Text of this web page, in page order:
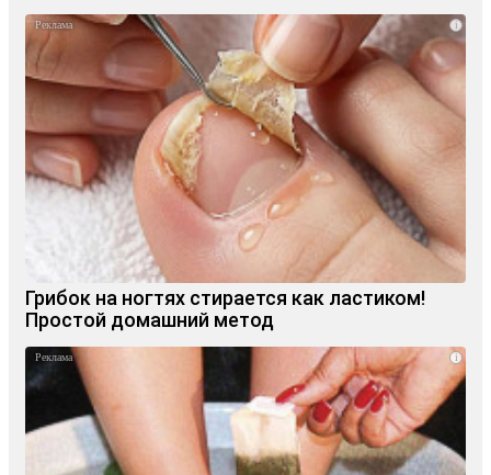
i
Грибок на ногтях стирается как ластиком!
Простой домашний метод
i